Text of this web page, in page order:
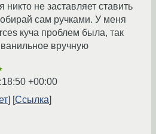
не заставляет ставить
сам ручками. У меня
куча проблем была, так
вручную
+00:00
Ссылка